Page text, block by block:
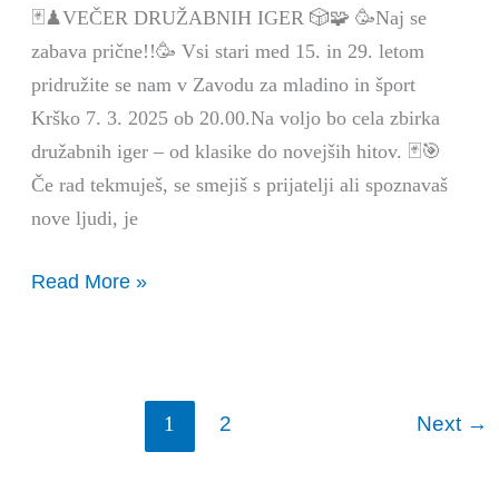
🃏♟VEČER DRUŽABNIH IGER 🎲🧩 🥳Naj se
zabava prične!!🥳 Vsi stari med 15. in 29. letom
pridružite se nam v Zavodu za mladino in šport
Krško 7. 3. 2025 ob 20.00.Na voljo bo cela zbirka
družabnih iger – od klasike do novejših hitov. 🃏🎯
Če rad tekmuješ, se smejiš s prijatelji ali spoznavaš
nove ljudi, je
Read More »
1 2 Next →